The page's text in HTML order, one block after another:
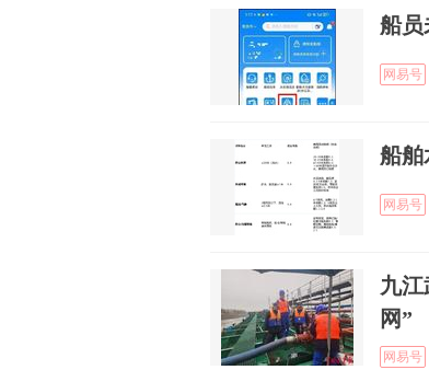
船
网易号
船舶
网易号
九
网”
网易号